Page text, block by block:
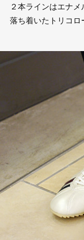
２本ラインはエナメ
落ち着いたトリコロ